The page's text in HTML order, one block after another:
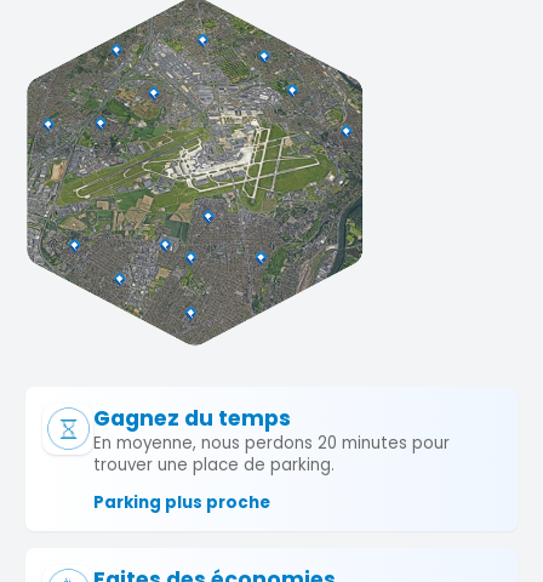
Gagnez du temps
En moyenne, nous perdons 20 minutes pour
trouver une place de parking.
Parking plus proche